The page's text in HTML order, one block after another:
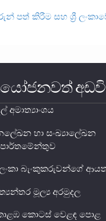
පත් කිරීම සහ ශ්‍රී
අඩවි
අමාත්‍යාංශය
හා සංඛ්‍යාලේඛන
ලංකා බැංකුකරුවන්ගේ
මූල්‍ය අරමුදල
කොටස් වෙළඳ පොළ